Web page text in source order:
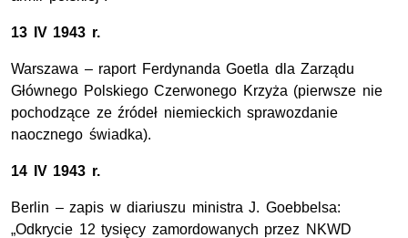
13 IV 1943 r.
Warszawa – raport Ferdynanda Goetla dla Zarządu
Głównego Polskiego Czerwonego Krzyża (pierwsze nie
pochodzące ze źródeł niemieckich sprawozdanie
naocznego świadka).
14 IV 1943 r.
Berlin – zapis w diariuszu ministra J. Goebbelsa:
„Odkrycie 12 tysięcy zamordowanych przez NKWD